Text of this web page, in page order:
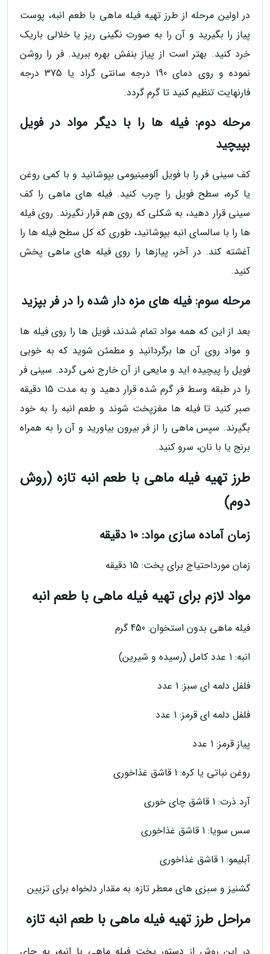
در اولین مرحله از طرز تهیه فیله ماهی با طعم انبه، پوست
پیاز را بگیرید و آن را به صورت نگینی ریز یا خلالی باریک
خرد کنید. بهتر است از پیاز بنفش بهره ببرید. فر را روشن
نموده و روی دمای 190 درجه سانتی گراد یا 375 درجه
فارنهایت تنظیم کنید تا گرم گردد.
مرحله دوم: فیله ها را با دیگر مواد در فویل
بپیچید
کف سینی فر را با فویل آلومینیومی بپوشانید و با کمی روغن
یا کره، سطح فویل را چرب کنید. فیله های ماهی را کف
سینی قرار دهید، به شکلی که روی هم قرار نگیرند. روی فیله
ها را با سالسای انبه بپوشانید، طوری که کل سطح فیله ها را
آغشته کند. در آخر، پیازها را روی فیله های ماهی پخش
کنید.
مرحله سوم: فیله های مزه دار شده را در فر بپزید
بعد از این که همه مواد تمام شدند، فویل ها را روی فیله ها
و مواد روی آن ها برگردانید و مطمئن شوید که به خوبی
فویل را پیچیده اید و مایعی از آن خارج نمی گردد. سینی فر
را در طبقه وسط فر گرم شده قرار دهید و به مدت 15 دقیقه
صبر کنید تا فیله ها مغزپخت شوند و طعم انبه را به خود
بگیرند. سپس ماهی را از فر بیرون بیاورید و آن را به همراه
برنج یا با نان، سرو کنید.
طرز تهیه فیله ماهی با طعم انبه تازه (روش
دوم)
زمان آماده سازی مواد: 10 دقیقه
زمان مورداحتیاج برای پخت: 15 دقیقه
مواد لازم برای تهیه فیله ماهی با طعم انبه
فیله ماهی بدون استخوان: 450 گرم
انبه: 1 عدد کامل (رسیده و شیرین)
فلفل دلمه ای سبز: 1 عدد
فلفل دلمه ای قرمز: 1 عدد
پیاز قرمز: 1 عدد
روغن نباتی یا کره: 1 قاشق غذاخوری
آرد ذرت: 1 قاشق چای خوری
سس سویا: 1 قاشق غذاخوری
آبلیمو: 1 قاشق غذاخوری
گشنیز و سبزی های معطر تازه: به مقدار دلخواه برای تزیین
مراحل طرز تهیه فیله ماهی با طعم انبه تازه